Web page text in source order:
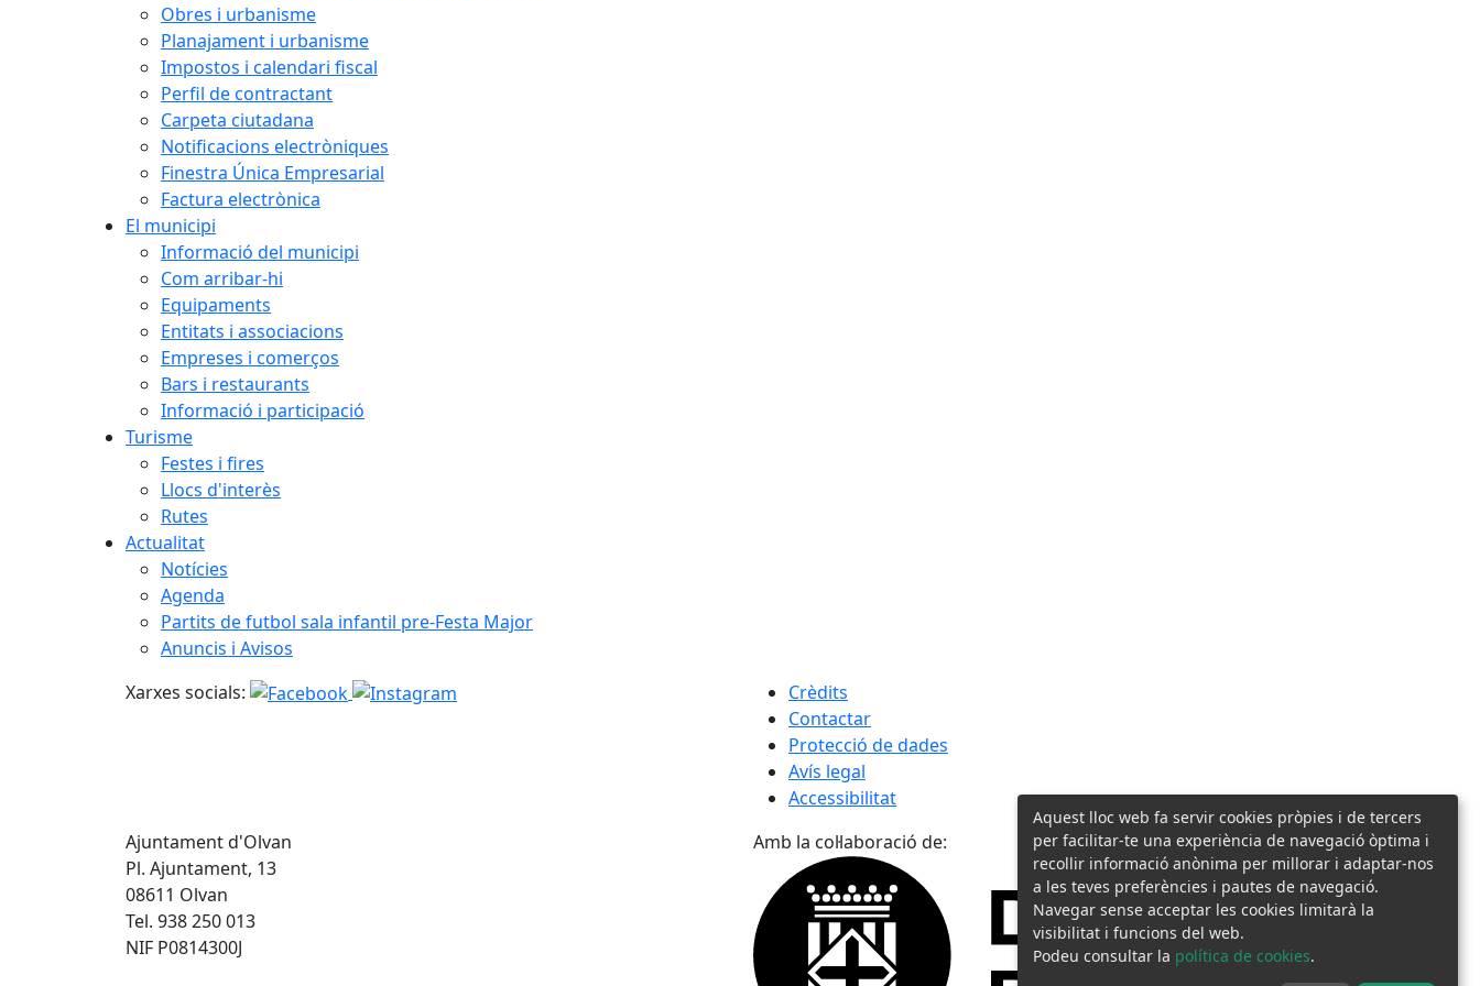
Obres i urbanisme
Planajament i urbanisme
Impostos i calendari fiscal
Perfil de contractant
Carpeta ciutadana
Notificacions electròniques
Finestra Única Empresarial
Factura electrònica
El municipi
Informació del municipi
Com arribar-hi
Equipaments
Entitats i associacions
Empreses i comerços
Bars i restaurants
Informació i participació
Turisme
Festes i fires
Llocs d'interès
Rutes
Actualitat
Notícies
Agenda
Partits de futbol sala infantil pre-Festa Major
Anuncis i Avisos
Xarxes socials:
Crèdits
Contactar
Protecció de dades
Avís legal
Accessibilitat
Ajuntament d'Olvan
Pl. Ajuntament, 13
08611 Olvan
Tel. 938 250 013
NIF P0814300J
Amb la col·laboració de:
Aquest lloc web fa servir cookies pròpies i de tercers
per facilitar-te una experiència de navegació òptima i
recollir informació anònima per millorar i adaptar-nos
a les teves preferències i pautes de navegació.
Navegar sense acceptar les cookies limitarà la
visibilitat i funcions del web.
Podeu consultar la política de cookies.